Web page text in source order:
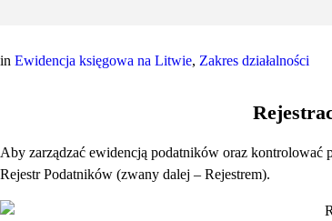
in Ewidencja księgowa na Litwie, Zakres działalności
Aby zarządzać ewidencją podatników oraz kontrolować
Rejestr Podatników (zwany dalej – Rejestrem).